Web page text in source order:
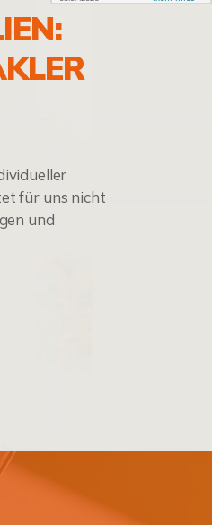
für uns nicht
und